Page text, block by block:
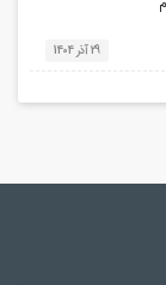
29 آذر 1404